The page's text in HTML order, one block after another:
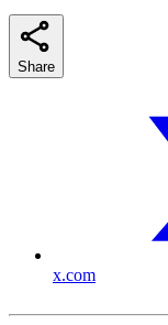
Share
x.com